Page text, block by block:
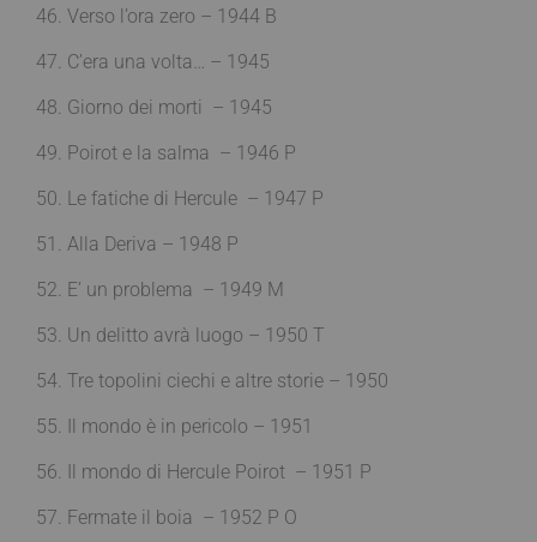
46. Verso l’ora zero – 1944 B
47. C’era una volta… – 1945
48. Giorno dei morti – 1945
49. Poirot e la salma – 1946 P
50. Le fatiche di Hercule – 1947 P
51. Alla Deriva – 1948 P
52. E’ un problema – 1949 M
53. Un delitto avrà luogo – 1950 T
54. Tre topolini ciechi e altre storie – 1950
55. Il mondo è in pericolo – 1951
56. Il mondo di Hercule Poirot – 1951 P
57. Fermate il boia – 1952 P O